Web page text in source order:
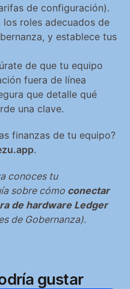
de configuración).
los roles adecuados de
y establece tus
de que tu equipo
fuera de línea
que detalle qué
una clave.
.
conoces tu
sobre cómo conectar
de hardware Ledger
de Gobernanza).
gustar